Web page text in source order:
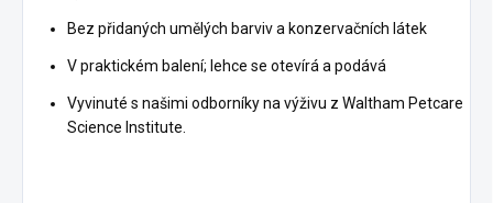
Bez přidaných umělých barviv a konzervačních látek
V praktickém balení; lehce se otevírá a podává
Vyvinuté s našimi odborníky na výživu z Waltham Petcare
Science Institute.